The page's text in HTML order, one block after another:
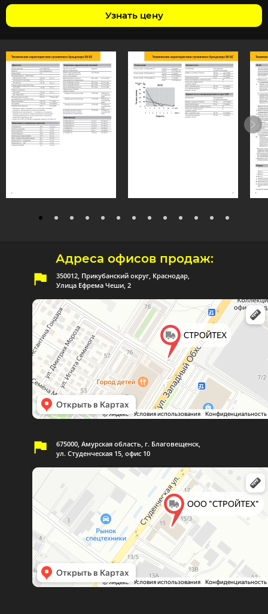
Узнать цену
350012, Прикубанский округ, Краснодар,
Улица Ефрема Чеши, 2
675000, Амурская область, г. Благовещенск,
ул. Студенческая 15, офис 10
Адреса офисов продаж: